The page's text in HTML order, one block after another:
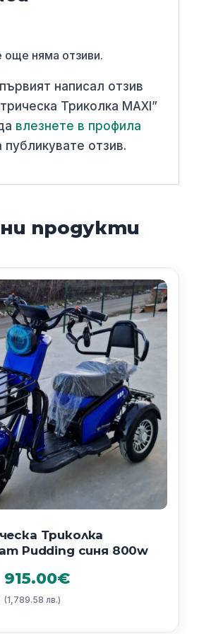
още няма отзиви.
написал отзив
Триколка MAXI”
влезнете в профила
публикувате отзив.
продукти
Триколка
Pudding синя 800w
Original
price
was:
915.00€
(1,789.58 лв.)
Текущата
е: